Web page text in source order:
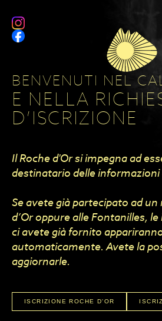
BENVENUTI NEL
E NELLA
D’ISCRIZIONE
Il Roche d'Or si impegna ad
destinatario delle informazioni
Se avete già partecipato ad
d’Or oppure alle Fontanilles,
ci avete già fornito
automaticamente. Avete la
aggiornarle.
ISCRIZIONE ROCHE D'OR